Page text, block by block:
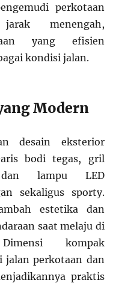
perkotaan
menengah,
yang efisien
kondisi jalan.
Modern
desain eksterior
bodi tegas, gril
lampu LED
sekaligus sporty.
estetika dan
saat melaju di
kompak
jalan perkotaan dan
praktis